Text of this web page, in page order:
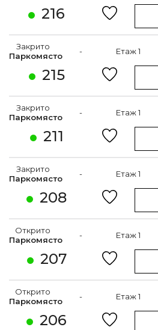
216
215
Закрито
Паркомясто
- Етаж 1
211
Закрито
Паркомясто
- Етаж 1
208
Закрито
Паркомясто
- Етаж 1
207
Открито
Паркомясто
- Етаж 1
206
Открито
Паркомясто
- Етаж 1